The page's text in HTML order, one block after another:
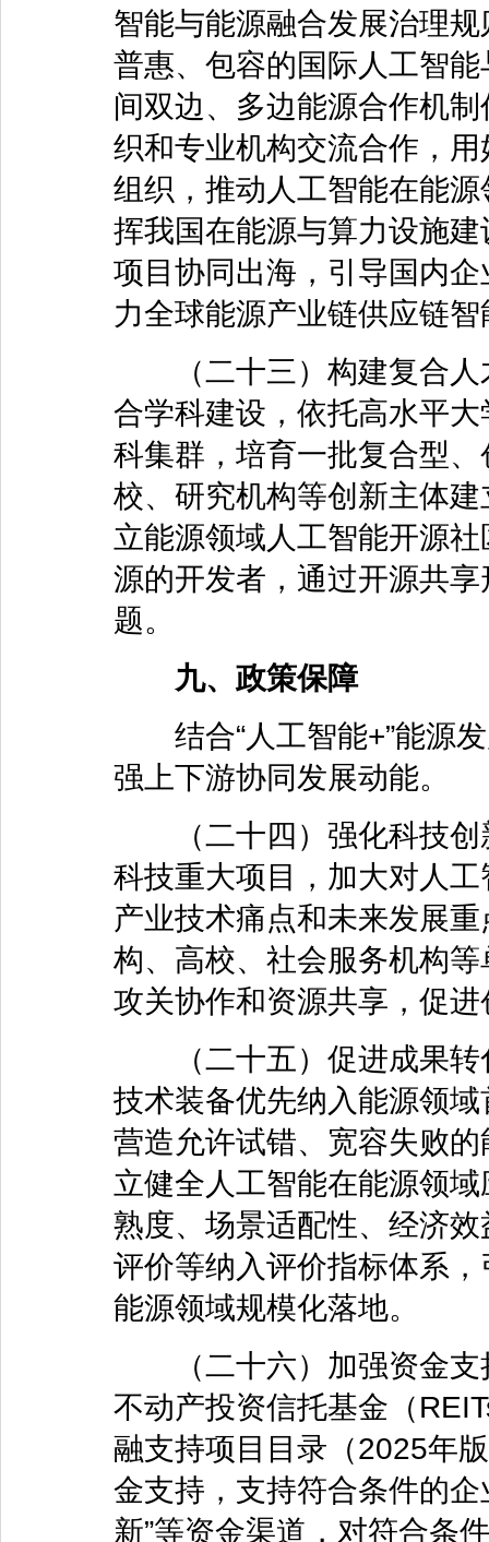
智能与能源融合发展治理
普惠、包容的国际人工智
间双边、多边能源合作机
织和专业机构交流合作，
组织，推动人工智能在能
挥我国在能源与算力设施
项目协同出海，引导国内企
力全球能源产业链供应链
（二十三）构建复合人
合学科建设，依托高水平
科集群，培育一批复合型
校、研究机构等创新主体
立能源领域人工智能开源
源的开发者，通过开源共
题。
九、政策保障
结合“人工智能+”能源发
强上下游协同发展动能。
（二十四）强化科技创
科技重大项目，加大对人
产业技术痛点和未来发展
构、高校、社会服务机构
攻关协作和资源共享，促
（二十五）促进成果转
技术装备优先纳入能源领
营造允许试错、宽容失败
立健全人工智能在能源领
熟度、场景适配性、经济
评价等纳入评价指标体系
能源领域规模化落地。
（二十六）加强资金支
不动产投资信托基金（
融支持项目目录（2025年
金支持，支持符合条件的企
新”等资金渠道，对符合条